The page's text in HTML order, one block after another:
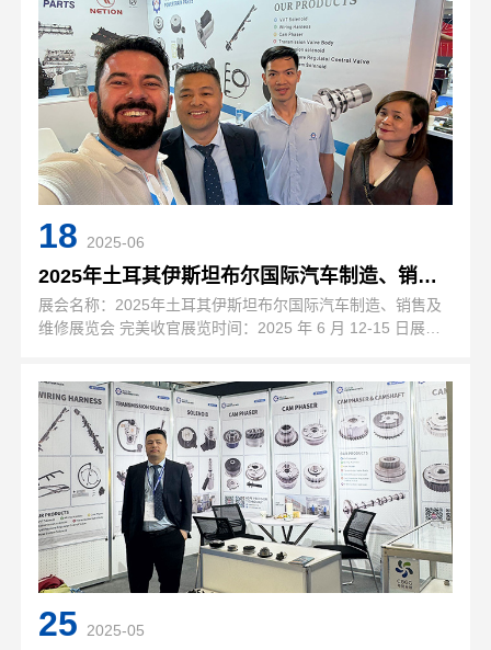
18 2025-06
2025年土耳其伊斯坦布尔国际汽车制造、销售及维修展览
展会名称：2025年土耳其伊斯坦布尔国际汽车制造、销售及
维修展览会 完美收官展览时间：2025 年 6 月 12-15 日展览
25 2025-05